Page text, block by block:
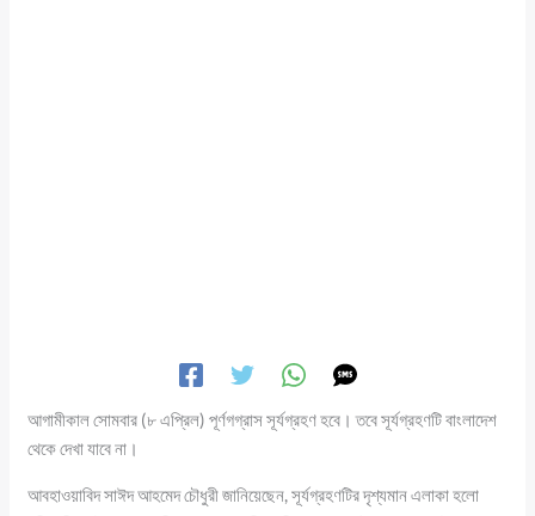
আগামীকাল সোমবার (৮ এপ্রিল) পূর্ণগগ্রাস সূর্যগ্রহণ হবে। তবে সূর্যগ্রহণটি বাংলাদেশ
থেকে দেখা যাবে না।
আবহাওয়াবিদ সাঈদ আহমেদ চৌধুরী জানিয়েছেন, সূর্যগ্রহণটির দৃশ্যমান এলাকা হলো